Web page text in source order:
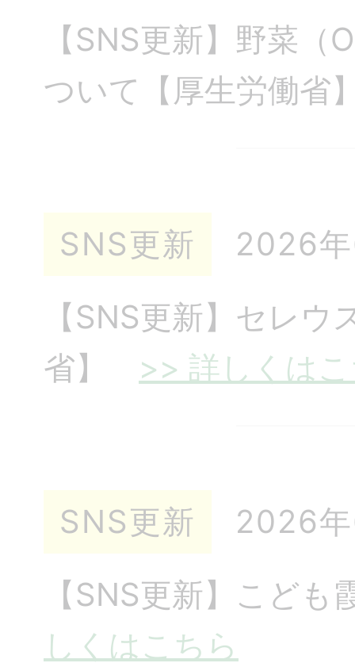
【SNS更新】野菜
ついて【厚生労働
SNS更新
2026
【SNS更新】セレ
省】 >> 詳しくは
SNS更新
2026
【SNS更新】こど
しくはこちら